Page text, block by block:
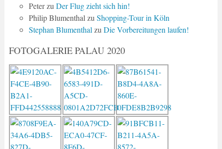
Peterzu Der Flug zieht sich hin!
Philip Blumenthal zu Shopping-Tour in Köln
Stephan Blumenthal zu Die Vorbereitungen laufen!
FOTOGALERIE PALAU 2020